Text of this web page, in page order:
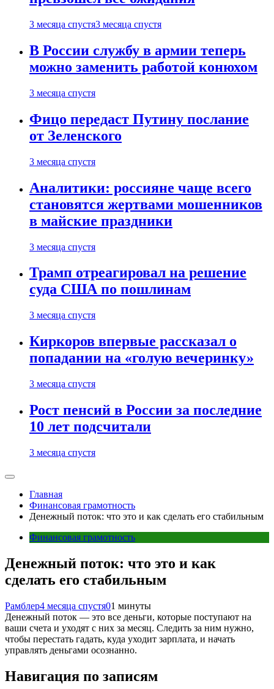
3 месяца спустя3 месяца спустя
В России службу в армии теперь
можно заменить работой конюхом
3 месяца спустя
Фицо передаст Путину послание
от Зеленского
3 месяца спустя
Аналитики: россияне чаще всего
становятся жертвами мошенников
в майские праздники
3 месяца спустя
Трамп отреагировал на решение
суда США по пошлинам
3 месяца спустя
Киркоров впервые рассказал о
попадании на «голую вечеринку»
3 месяца спустя
Рост пенсий в России за последние
10 лет подсчитали
3 месяца спустя
Главная
Финансовая грамотность
Денежный поток: что это и как сделать его стабильным
Финансовая грамотность
Денежный поток: что это и как
сделать его стабильным
Рамблер4 месяца спустя01 минуты
Денежный поток — это все деньги, которые поступают на
ваши счета и уходят с них за месяц. Следить за ним нужно,
чтобы перестать гадать, куда уходит зарплата, и начать
управлять деньгами осознанно.
Навигация по записям